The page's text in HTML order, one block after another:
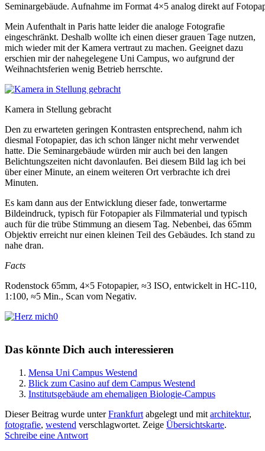
Seminargebäude. Aufnahme im Format 4×5 analog direkt auf
Mein Aufenthalt in Paris hatte leider die analoge Fotografie
eingeschränkt. Deshalb wollte ich einen dieser grauen Tage nutzen,
mich wieder mit der Kamera vertraut zu machen. Geeignet dazu
erschien mir der nahegelegene Uni Campus, wo aufgrund der
Weihnachtsferien wenig Betrieb herrschte.
Kamera in Stellung gebracht
Den zu erwarteten geringen Kontrasten entsprechend, nahm ich
diesmal Fotopapier, das ich schon länger nicht mehr verwendet
hatte. Die Seminargebäude würden mir auch bei den langen
Belichtungszeiten nicht davonlaufen. Bei diesem Bild lag ich bei
über einer Minute, an einem weiteren Ort verbrachte ich drei
Minuten.
Es kam dann aus der Entwicklung dieser fade, tonwertarme
Bildeindruck, typisch für Fotopapier als Filmmaterial und typisch
auch für die trübe Stimmung an diesem Tag. Nebenbei, das 65mm
Objektiv erreicht nur einen kleinen Teil des Gebäudes. Ich stand zu
nahe dran.
Facts
Rodenstock 65mm, 4×5 Fotopapier, ≈3 ISO, entwickelt in HC-110,
1:100, ≈5 Min., Scan vom Negativ.
0
Das könnte Dich auch interessieren
Mensa Uni Campus Westend
Blick zum Casino auf dem Campus Westend
Institutsgebäude am ehemaligen Biologie-Campus
Dieser Beitrag wurde unterFrankfurt abgelegt und mit architektur,
fotografie, westend verschlagwortet. Zeige Übersichtskarte.
Schreibe eine Antwort